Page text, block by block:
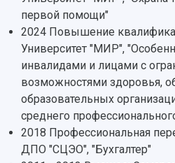
Кадровый резерв
Персоналии
Сотрудники и
Заслуженные деятели
Структура университета
Институты и факультеты
Кафедры
Газета "Самарский
Мы в соцсетях
Мультимедиа
Подкасты
Просветительский
Институты и факультеты
Образовательные
Профессорско-
Расписание занятий
Стипендии
Тестирование
Аспирантура и
Справочные материалы
Научная
Научно-
Структурная схема
исследовательской
Материальная база
первой помощи"
2024 Повышение
Университет "МИР",
инвалидами и лицами с
возможностями здоровья,
образовательных
среднего
2018 Профессиональная
ДПО "СЦЭО", "Бухгалтер"